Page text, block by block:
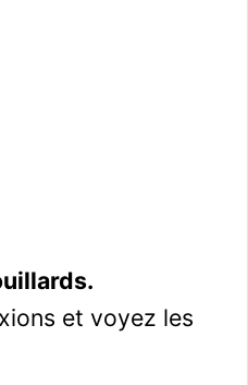
et voyez les